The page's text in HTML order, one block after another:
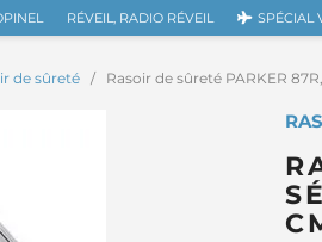
RÉVEIL, RADIO RÉVEIL SPÉCIAL
de sûreté Rasoir de sûreté PARKER